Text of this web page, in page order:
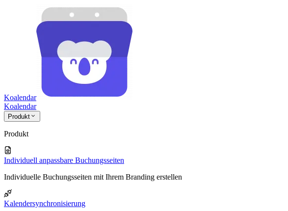
Koalendar
Koalendar
Produkt
Produkt
Individuell anpassbare Buchungsseiten
Individuelle Buchungsseiten mit Ihrem Branding erstellen
Kalendersynchronisierung